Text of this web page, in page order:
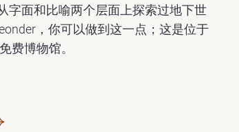
字面和比喻两个层面上探索过地下世
，你可以做到这一点；这是位于
费博物馆。